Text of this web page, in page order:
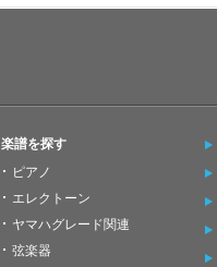
楽譜を探す
ピアノ
エレクトーン
ヤマハグレード関連
弦楽器